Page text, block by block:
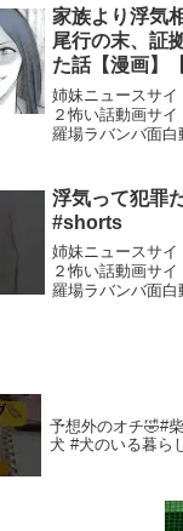
の“友達”が間男
れてタイ旅行を満
家族より浮気
尾行の末、証
た話【漫画】
姉妹ニュースサイ
２怖い話動画サ
羅場ラバンバ面白
ィーユ』とは夫婦
のトラブルなど日
浮気って犯罪
#shorts
姉妹ニュースサイ
２怖い話動画サ
羅場ラバンバ面白
予想外のオチ🤣#
犬 #犬のいる暮ら